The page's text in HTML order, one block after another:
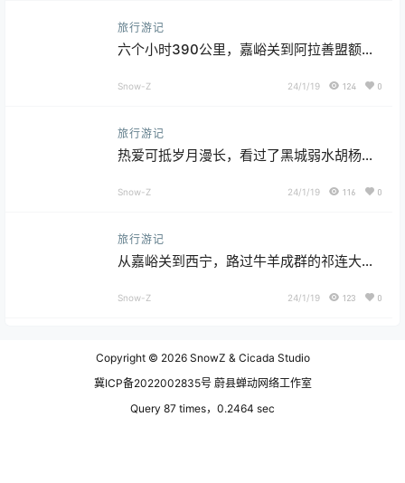
旅行游记
六个小时390公里，嘉峪关到阿拉善盟额济
Snow-Z 24/1/19 124 0
旅行游记
热爱可抵岁月漫长，看过了黑城弱水胡杨
Snow-Z 24/1/19 116 0
旅行游记
从嘉峪关到西宁，路过牛羊成群的祁连大草
回不到西宁！
Snow-Z 24/1/19 123 0
Copyright © 2026SnowZ & Cicada Studio
冀ICP备2022002835号 蔚县蝉动网络工作室
Query 87 times，0.2464 sec